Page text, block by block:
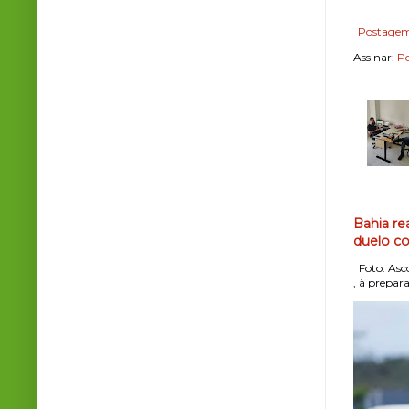
Assinar:
Bahia
duelo
Foto:
, à